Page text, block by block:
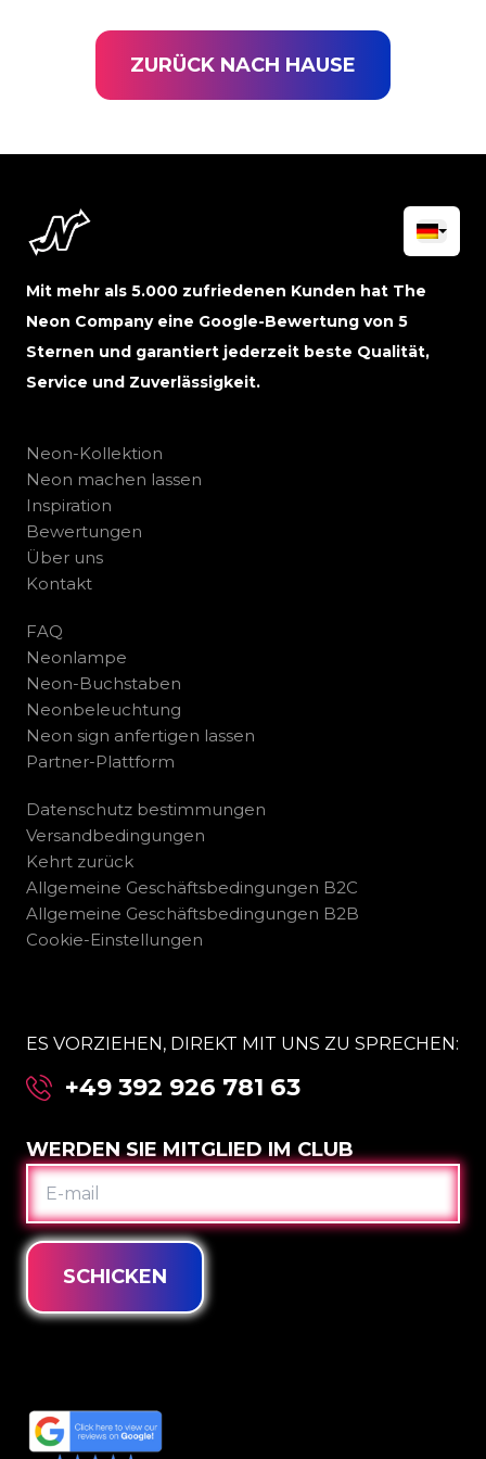
ZURÜCK NACH HAUSE
Mit mehr als 5.000 zufriedenen Kunden hat The
Neon Company eine Google-Bewertung von 5
Sternen und garantiert jederzeit beste Qualität,
Service und Zuverlässigkeit.
Neon-Kollektion
Neon machen lassen
Inspiration
Bewertungen
Über uns
Kontakt
FAQ
Neonlampe
Neon-Buchstaben
Neonbeleuchtung
Neon sign anfertigen lassen
Partner-Plattform
Datenschutz bestimmungen
Versandbedingungen
Kehrt zurück
Allgemeine Geschäftsbedingungen B2C
Allgemeine Geschäftsbedingungen B2B
Cookie-Einstellungen
ES VORZIEHEN, DIREKT MIT UNS ZU SPRECHEN:
+49 392 926 781 63
WERDEN SIE MITGLIED IM CLUB
E-
MAIL
SCHICKEN